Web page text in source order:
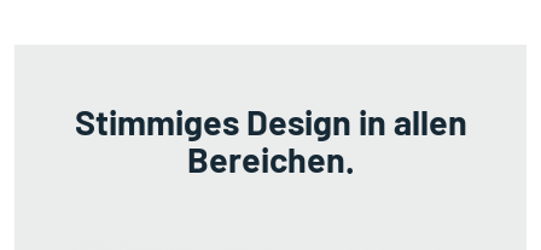
Stimmiges Design in allen
Bereichen.